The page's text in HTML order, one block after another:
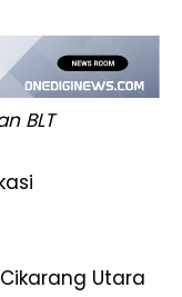
BLT
Utara